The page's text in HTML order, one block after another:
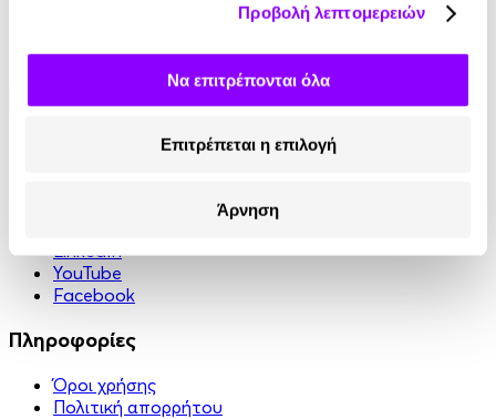
Προβολή λεπτομερειών
Να επιτρέπονται όλα
Επιτρέπεται η επιλογή
Άρνηση
LinkedIn
YouTube
Facebook
Πληροφορίες
Όροι χρήσης
Πολιτική απορρήτου